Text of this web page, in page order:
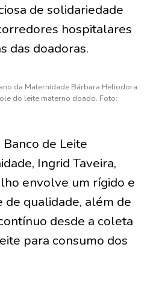
de solidariedade
hospitalares
das doadoras.
da Maternidade Bárbara Heliodora
do leite materno doado. Foto:
de Leite
Ingrid Taveira,
envolve um rígido e
qualidade, além de
desde a coleta
para consumo dos